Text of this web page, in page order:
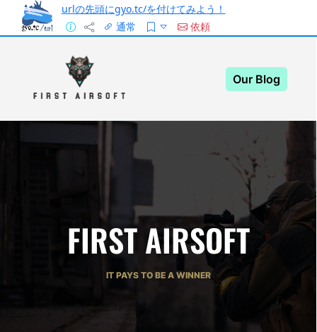
urlの先頭にgyo.tc/を付けてみよう！
通常
依頼